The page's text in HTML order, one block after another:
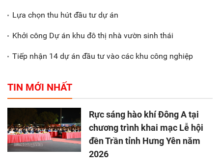
Lựa chọn thu hút đầu tư dự án
Khởi công Dự án khu đô thị nhà vườn sinh thái
Tiếp nhận 14 dự án đầu tư vào các khu công nghiệp
TIN MỚI NHẤT
Rực sáng hào khí Đông A tại
chương trình khai mạc Lễ hội
đền Trần tỉnh Hưng Yên năm
2026